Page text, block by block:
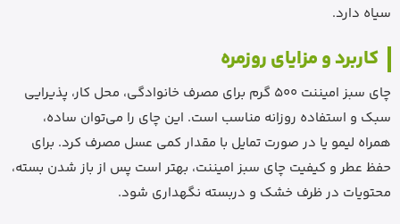
سیاه دارد.
کاربرد و مزایای روزمره
چای سبز امیننت 500 گرم برای مصرف خانوادگی، محل کار، پذیرایی
سبک و استفاده روزانه مناسب است. این چای را می‌توان ساده،
همراه لیمو یا در صورت تمایل با مقدار کمی عسل مصرف کرد. برای
حفظ عطر و کیفیت چای سبز امیننت، بهتر است پس از باز شدن بسته،
محتویات در ظرف خشک و دربسته نگهداری شود.